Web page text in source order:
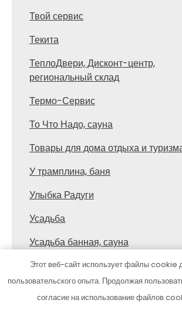
Твой сервис
Текита
ТеплоДвери, Дисконт-центр,
региональный склад
Термо-Сервис
То Что Надо, сауна
Товары для дома отдыха и
У трамплина, баня
Улыбка Радуги
Усадьба
Усадьба банная, сауна
Усадьба, гостиничный комплекс
Этот веб-сайт использует файлы cookie
пользовательского опыта. Продолжая
согласие на использование файлов